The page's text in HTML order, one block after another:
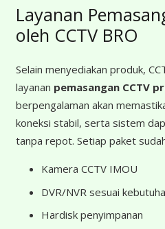
Layanan
oleh CCTV BRO
Selain menyediakan produk,
layanan pemasangan CCTV
berpengalaman akan
koneksi stabil, serta sistem
tanpa repot. Setiap paket
Kamera CCTV IMOU
DVR/NVR sesuai
Hardisk penyimpanan